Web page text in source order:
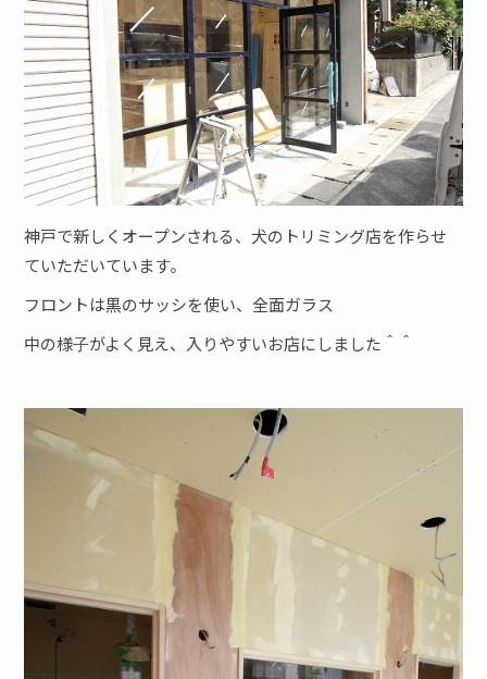
神戸で新しくオープンされる、犬のトリミング店を作らせ
ていただいています。
フロントは黒のサッシを使い、全面ガラス
中の様子がよく見え、入りやすいお店にしました＾＾